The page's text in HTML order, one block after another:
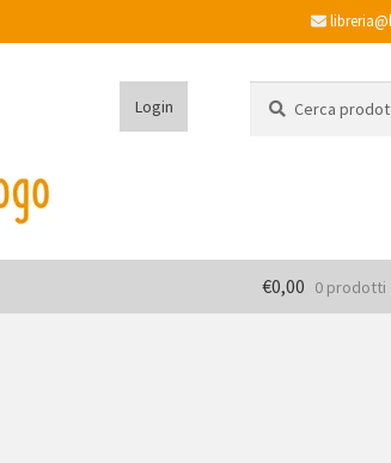
Login
€0,00 0 prodotti